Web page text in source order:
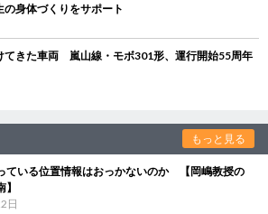
身体づくりをサポート
てきた車両 嵐山線・モボ301形、運行開始55周年
もっと見る
ている位置情報はおっかないのか 【岡嶋教授の
日